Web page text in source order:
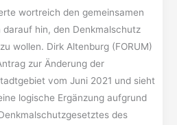
wortreich den gemeinsamen
hin, den Denkmalschutz
wollen. Dirk Altenburg (FORUM)
zur Änderung der
vom Juni 2021 und sieht
logische Ergänzung aufgrund
des